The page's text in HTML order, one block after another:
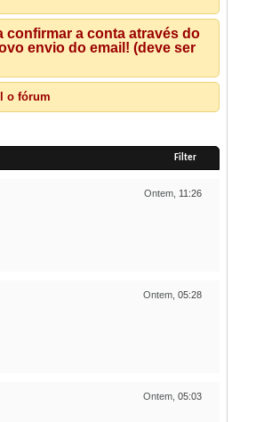
a conta através do
envio do email! (deve ser
o fórum
Filter
Ontem, 11:26
Ontem, 05:28
Ontem, 05:03